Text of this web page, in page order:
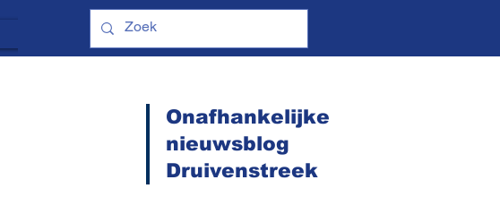
Onafhankelijke
nieuwsblog
Druivenstreek